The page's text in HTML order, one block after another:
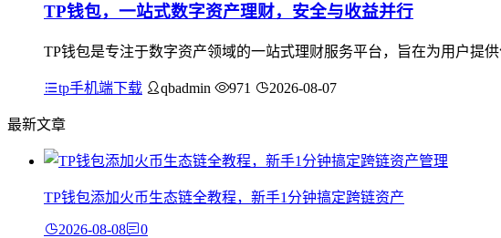
TP钱包，一站式数字资产理财，安全与收益并行
TP钱包是专注于数字资产领域的一站式理财服务平台，旨在为用户提
tp手机端下载 qbadmin 971 2026-08-07
最新文章
TP钱包添加火币生态链全教程，新手1分钟搞定跨链资产
2026-08-08 0